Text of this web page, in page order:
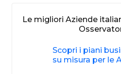
Le migliori Aziende
Scopri i piani
su misura per le